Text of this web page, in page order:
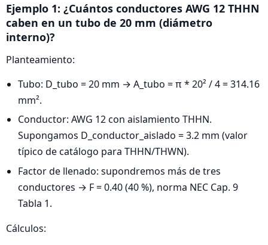
Ejemplo 1: ¿Cuántos conductores AWG 12 THHN
caben en un tubo de 20 mm (diámetro
interno)?
Planteamiento:
Tubo: D_tubo = 20 mm → A_tubo = π * 20² / 4 = 314.16
mm².
Conductor: AWG 12 con aislamiento THHN.
Supongamos D_conductor_aislado = 3.2 mm (valor
típico de catálogo para THHN/THWN).
Factor de llenado: supondremos más de tres
conductores → F = 0.40 (40 %), norma NEC Cap. 9
Tabla 1.
Cálculos: